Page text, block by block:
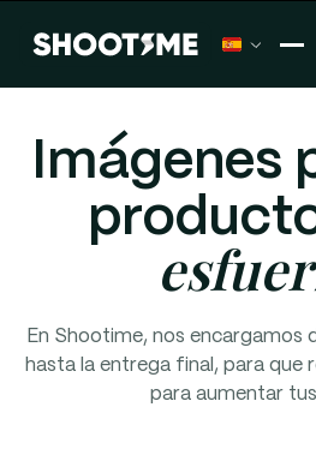
Imágenes
En Shootime, nos encargamos
hasta la entrega final, para que
para aumentar